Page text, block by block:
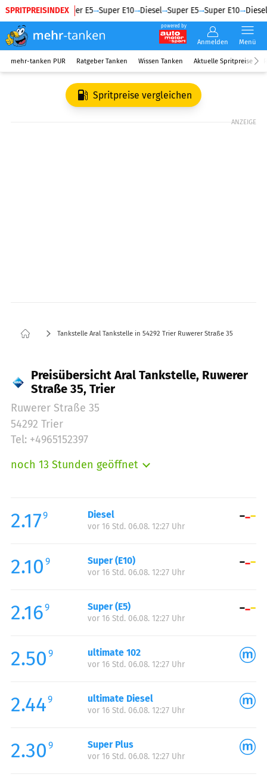
SPRITPREISINDEX
Diesel Super E5 Super E10 Diesel Super E5 Super E10 Diesel
powered by
Anmelden Menü
mehr-tanken PUR Ratgeber Tanken Wissen Tanken Aktuelle Spritpreise
Spritpreise vergleichen
ANZEIGE
Tankstelle Aral Tankstelle in 54292 Trier Ruwerer Straße 35
Preisübersicht Aral Tankstelle, Ruwerer
Straße 35, Trier
Ruwerer Straße 35
54292 Trier
Tel: +4965152397
noch 13 Stunden geöffnet
Mittwoch:
06:00-21:00
Donnerstag:
Samstag:
07:00-21:00
Sonntag:
2.179 Diesel
vor 16 Std. 06.08. 12:27 Uhr
2.10 9 Super (E10)
vor 16 Std. 06.08. 12:27 Uhr
2.169 Super (E5)
vor 16 Std. 06.08. 12:27 Uhr
2.50 9 ultimate 102
vor 16 Std. 06.08. 12:27 Uhr
2.449 ultimate Diesel
vor 16 Std. 06.08. 12:27 Uhr
2.30 9 Super Plus
vor 16 Std. 06.08. 12:27 Uhr